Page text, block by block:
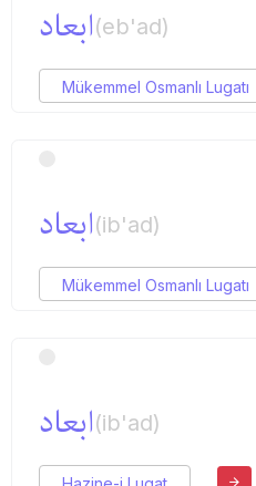
ابعاد(eb'ad)
Mükemmel Osmanlı Lugatı
ابعاد(ib'ad)
Mükemmel Osmanlı Lugatı
ابعاد(ib'ad)